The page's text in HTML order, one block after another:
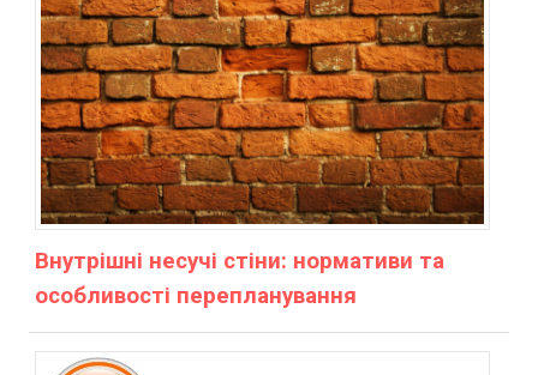
Внутрішні несучі стіни: нормативи та
особливості перепланування